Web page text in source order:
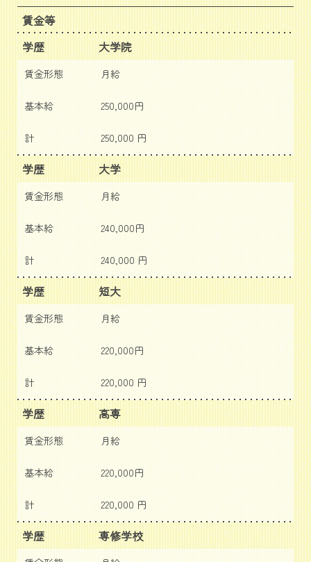
賃金等
学歴
大学院
賃金形態 月給
基本給 250,000円
計 250,000 円
学歴 大学
賃金形態 月給
基本給 240,000円
計 240,000 円
学歴 短大
賃金形態 月給
基本給 220,000円
計 220,000 円
学歴 高専
賃金形態 月給
基本給 220,000円
計 220,000 円
学歴 専修学校